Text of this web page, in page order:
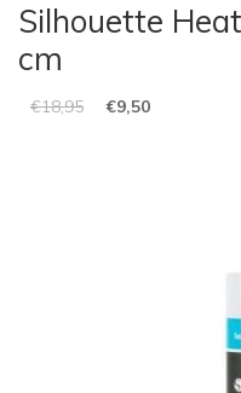
Silhouette
cm
€18,95 €9,50